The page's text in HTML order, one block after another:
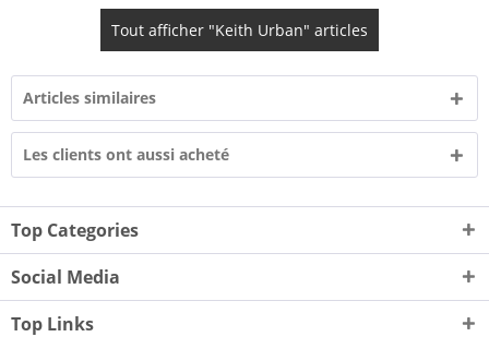
Tout afficher "Keith Urban" articles
Articles similaires
Les clients ont aussi acheté
Top Categories
Social Media
Top Links